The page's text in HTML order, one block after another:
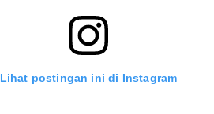
Lihat postingan ini di Instagram